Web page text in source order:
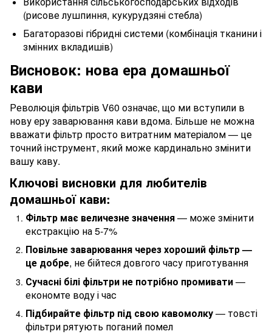
(рисове лушпиння, кукурудзяні стебла)
Багаторазові гібридні системи (комбінація тканини і
змінних вкладишів)
Висновок: нова ера домашньої
кави
Революція фільтрів V60 означає, що ми вступили в
нову еру заварювання кави вдома. Більше не можна
вважати фільтр просто витратним матеріалом — це
точний інструмент, який може кардинально змінити
вашу каву.
Ключові висновки для любителів
домашньої кави:
Фільтр має величезне значення— може змінити
екстракцію на 5-7%
Повільне заварювання через хороший фільтр —
це добре, не бійтеся довгого часу приготування
Сучасні білі фільтри не потрібно промивати—
економте воду і час
Підбирайте фільтр під свою кавомолку— товсті
фільтри рятують поганий помел